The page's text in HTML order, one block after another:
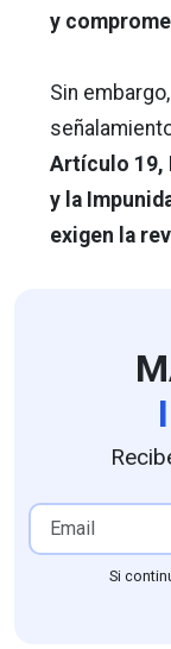
y
Sin
Artículo 19,
y la
exigen la
Si